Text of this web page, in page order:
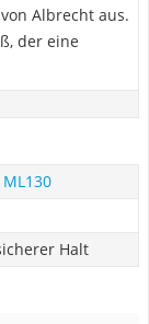
Albrecht aus.
der eine
Halt